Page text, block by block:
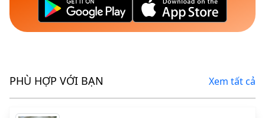
PHÙ HỢP VỚI BẠN Xem tất cả